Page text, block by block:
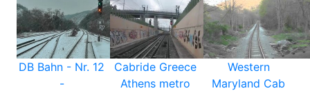
DB Bahn - Nr. 12
-
Cabride Greece
Athens metro
Western
Maryland Cab